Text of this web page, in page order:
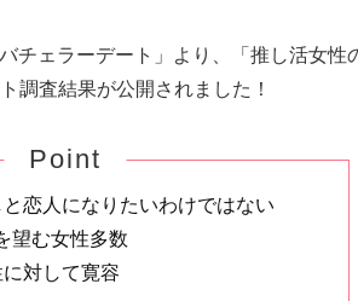
チェラーデート」より、「推し活女性
調査結果が公開されました！
Point
恋人になりたいわけではない
望む女性多数
対して寛容